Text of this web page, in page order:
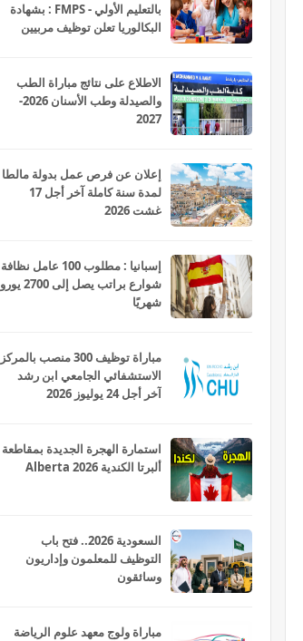
بالتعليم الأولي - FMPS : بشهادة
البكالوريا تعلن توظيف مربيين
الاطلاع على نتائج مباراة الطب
والصيدلة وطب الأسنان 2026-
2027
إعلان عن فرص عمل بدولة مالطا
لمدة سنة كاملة آخر أجل 17
غشت 2026
إسبانيا : مطلوب 100 عامل نظافة
شوارع براتب يصل إلى 2700 يورو
شهريًا
مباراة توظيف 300 منصب بالمركز
الاستشفائي الجامعي ابن رشد
آخر أجل 24 يوليوز 2026
استمارة الهجرة الجديدة بمقاطعة
ألبرتا الكندية Alberta 2026
السعودية 2026.. فتح باب
التوظيف للمعلمون وإداريون
وسائقون
مباراة ولوج معهد علوم الرياضة